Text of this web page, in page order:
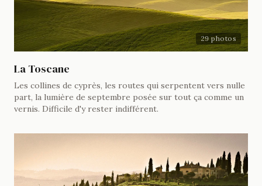
29 photos
La Toscane
Les collines de cyprès, les routes qui serpentent vers nulle
part, la lumière de septembre posée sur tout ça comme un
vernis. Difficile d'y rester indifférent.